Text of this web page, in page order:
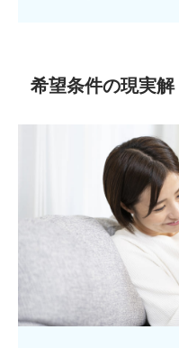
希望条件の現実